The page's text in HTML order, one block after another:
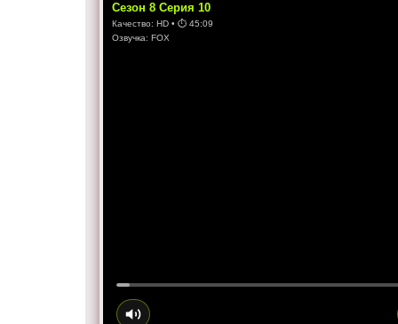
Сезон8 Серия10
Качество:HD • ⏱45:09
Озвучка:FOX